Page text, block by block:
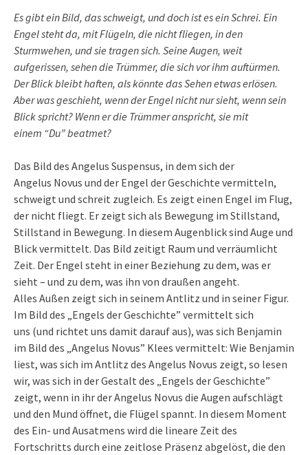
Es gibt ein Bild, das schweigt, und doch ist es ein Schrei. Ein
Engel steht da, mit Flügeln, die nicht fliegen, in den
Sturmwehen, und sie tragen sich. Seine Augen, weit
aufgerissen, sehen die Trümmer, die sich vor ihm auftürmen.
Der Blick bleibt haften, als könnte das Sehen etwas erlösen.
Aber was geschieht, wenn der Engel nicht nur sieht, wenn sein
Blick spricht? Wenn er die Trümmer anspricht, sie mit
einem “Du” beatmet?
Das Bild des Angelus Suspensus, in dem sich der
Angelus Novus und der Engel der Geschichte vermitteln,
schweigt und schreit zugleich. Es zeigt einen Engel im Flug,
der nicht fliegt. Er zeigt sich als Bewegung im Stillstand,
Stillstand in Bewegung. In diesem Augenblick sind Auge und
Blick vermittelt. Das Bild zeitigt Raum und verräumlicht
Zeit. Der Engel steht in einer Beziehung zu dem, was er
sieht – und zu dem, was ihn von draußen angeht.
Alles Außen zeigt sich in seinem Antlitz und in seiner Figur.
Im Bild des „Engels der Geschichte” vermittelt sich
uns (und richtet uns damit darauf aus), was sich Benjamin
im Bild des „Angelus Novus” Klees vermittelt: Wie Benjamin
liest, was sich im Antlitz des Angelus Novus zeigt, so lesen
wir, was sich in der Gestalt des „Engels der Geschichte”
zeigt, wenn in ihr der Angelus Novus die Augen aufschlägt
und den Mund öffnet, die Flügel spannt. In diesem Moment
des Ein- und Ausatmens wird die lineare Zeit des
Fortschritts durch eine zeitlose Präsenz abgelöst, die den